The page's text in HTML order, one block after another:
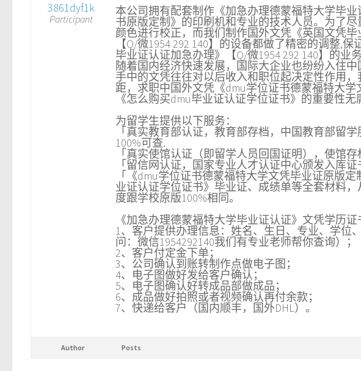
3861dyf1k
Participant
本公司拥有配套制作《加急办理德蒙福特大学毕业
书原版定制》的印刷机和专业的技术人员。为了
颜色进行校正，而我们制作国外文凭《英国文凭
【Q/微1954 292 140】的设备都做了精密的调整,
毕业证认证加急办理》【Q/微1954 292 140】的业
随着国内经济快速发展，国际大企业也纷纷入住
手中的文凭往往对以后收入和职位起决定性作用
距，求职中国外文凭《dmu学位证书德蒙福特大学
《怎么购买dmu毕业证认证学位证书》的重要性无
为留学生提供以下服务：
「真实教育部认证，教育部存档，中国教育部留
100%可查.
「真实使馆认证（即留学人员回国证明），使馆
「留信网认证，国家专业人才认证中心颁发入库
「《dmu学位证书德蒙福特大学文凭毕业证原版
业证认证学位证书》毕业证、成绩单等全套材料
度跟学校原版100%相同。
《加急办理德蒙福特大学毕业证认证》文凭学历证
1、客户提供办理信息：姓名、生日、专业、学位
问：微信1954292140我们有专业老师帮你查询）；
2、客户付定金下单；
3、公司确认到账转制作点做电子图；
4、电子图做好发给客户确认；
5、电子图确认好转成品部做成品；
6、成品做好拍照或者视频确认再付余款；
7、快递给客户（国内顺丰，国外DHL）。
Author Posts